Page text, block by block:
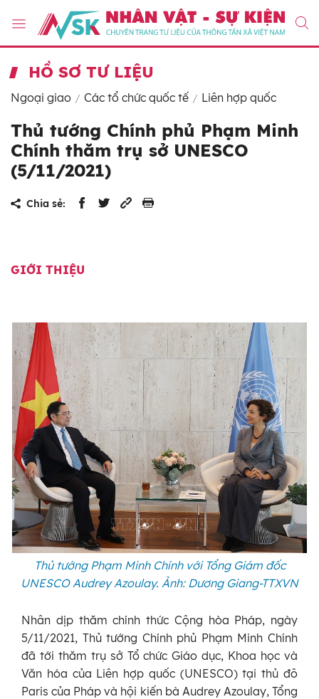
HỒ SƠ TƯ LIỆU
Ngoại giao Các tổ chức quốc tế Liên hợp quốc
Thủ tướng Chính phủ Phạm Minh
Chính thăm trụ sở UNESCO
(5/11/2021)
Chia sẻ:
GIỚI THIỆU
Thủ tướng Phạm Minh Chính với Tổng Giám đốc
UNESCO Audrey Azoulay. Ảnh: Dương Giang-TTXVN
Nhân dịp thăm chính thức Cộng hòa Pháp, ngày
5/11/2021, Thủ tướng Chính phủ Phạm Minh Chính
đã tới thăm trụ sở Tổ chức Giáo dục, Khoa học và
Văn hóa của Liên hợp quốc (UNESCO) tại thủ đô
Paris của Pháp và hội kiến bà Audrey Azoulay, Tổng